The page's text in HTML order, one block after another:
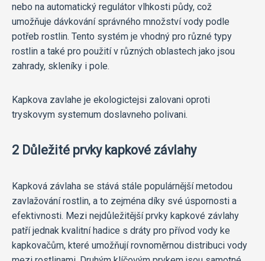
nebo na automatický regulátor vlhkosti půdy, což
umožňuje dávkování správného množství vody podle
potřeb rostlin. Tento systém je vhodný pro různé typy
rostlin a také pro použití v různých oblastech jako jsou
zahrady, skleníky i pole.
Kapkova zavlahe je ekologictejsi zalovani oproti
tryskovym systemum doslavneho polivani.
2 Důležité prvky kapkové závlahy
Kapková závlaha se stává stále populárnější metodou
zavlažování rostlin, a to zejména díky své úspornosti a
efektivnosti. Mezi nejdůležitější prvky kapkové závlahy
patří jednak kvalitní hadice s dráty pro přívod vody ke
kapkovačům, které umožňují rovnoměrnou distribuci vody